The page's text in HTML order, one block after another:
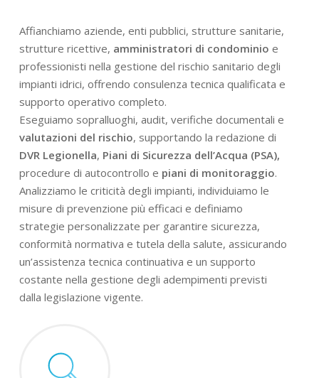
Affianchiamo aziende, enti pubblici, strutture sanitarie,
strutture ricettive, amministratori di condominio e
professionisti nella gestione del rischio sanitario degli
impianti idrici, offrendo consulenza tecnica qualificata e
supporto operativo completo.
Eseguiamo sopralluoghi, audit, verifiche documentali e
valutazioni del rischio, supportando la redazione di
DVR Legionella, Piani di Sicurezza dell’Acqua (PSA),
procedure di autocontrollo e piani di monitoraggio.
Analizziamo le criticità degli impianti, individuiamo le
misure di prevenzione più efficaci e definiamo
strategie personalizzate per garantire sicurezza,
conformità normativa e tutela della salute, assicurando
un’assistenza tecnica continuativa e un supporto
costante nella gestione degli adempimenti previsti
dalla legislazione vigente.